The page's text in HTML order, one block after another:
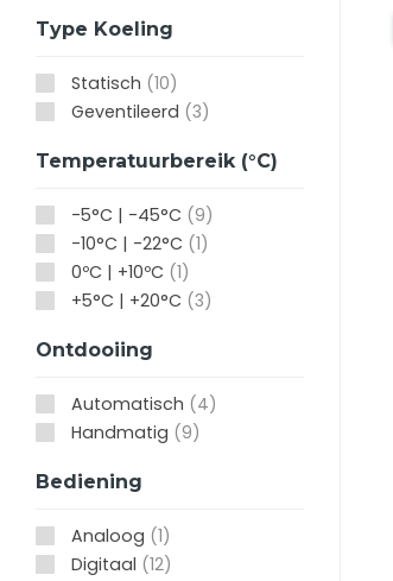
Type Koeling
Statisch (10)
Geventileerd (3)
Temperatuurbereik (°C)
-5°C | -45°C (9)
-10°C | -22°C (1)
0ºC | +10ºC (1)
+5°C | +20°C (3)
Ontdooiing
Automatisch (4)
Handmatig (9)
Bediening
Analoog (1)
Digitaal (12)